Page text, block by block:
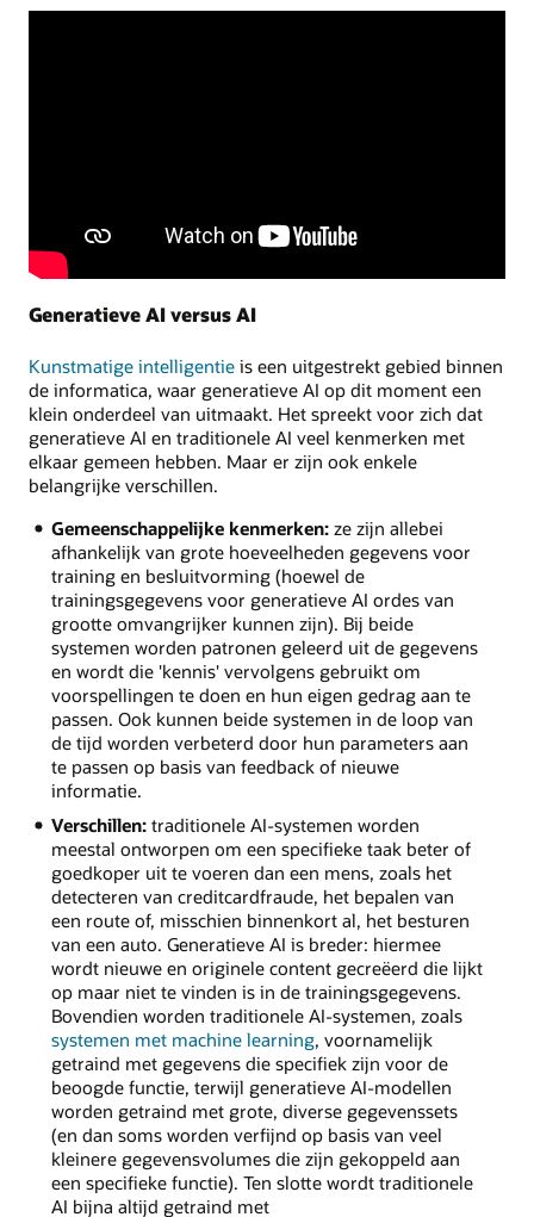
Generatieve AI versus AI
Kunstmatige intelligentie is een uitgestrekt gebied binnen
de informatica, waar generatieve AI op dit moment een
klein onderdeel van uitmaakt. Het spreekt voor zich dat
generatieve AI en traditionele AI veel kenmerken met
elkaar gemeen hebben. Maar er zijn ook enkele
belangrijke verschillen.
Gemeenschappelijke kenmerken:ze zijn allebei
afhankelijk van grote hoeveelheden gegevens voor
training en besluitvorming (hoewel de
trainingsgegevens voor generatieve AI ordes van
grootte omvangrijker kunnen zijn). Bij beide
systemen worden patronen geleerd uit de gegevens
en wordt die 'kennis' vervolgens gebruikt om
voorspellingen te doen en hun eigen gedrag aan te
passen. Ook kunnen beide systemen in de loop van
de tijd worden verbeterd door hun parameters aan
te passen op basis van feedback of nieuwe
informatie.
Verschillen:traditionele AI-systemen worden
meestal ontworpen om een specifieke taak beter of
goedkoper uit te voeren dan een mens, zoals het
detecteren van creditcardfraude, het bepalen van
een route of, misschien binnenkort al, het besturen
van een auto. Generatieve AI is breder: hiermee
wordt nieuwe en originele content gecreëerd die lijkt
op maar niet te vinden is in de trainingsgegevens.
Bovendien worden traditionele AI-systemen, zoals
systemen met machine learning, voornamelijk
getraind met gegevens die specifiek zijn voor de
beoogde functie, terwijl generatieve AI-modellen
worden getraind met grote, diverse gegevenssets
(en dan soms worden verfijnd op basis van veel
kleinere gegevensvolumes die zijn gekoppeld aan
een specifieke functie). Ten slotte wordt traditionele
AI bijna altijd getraind met